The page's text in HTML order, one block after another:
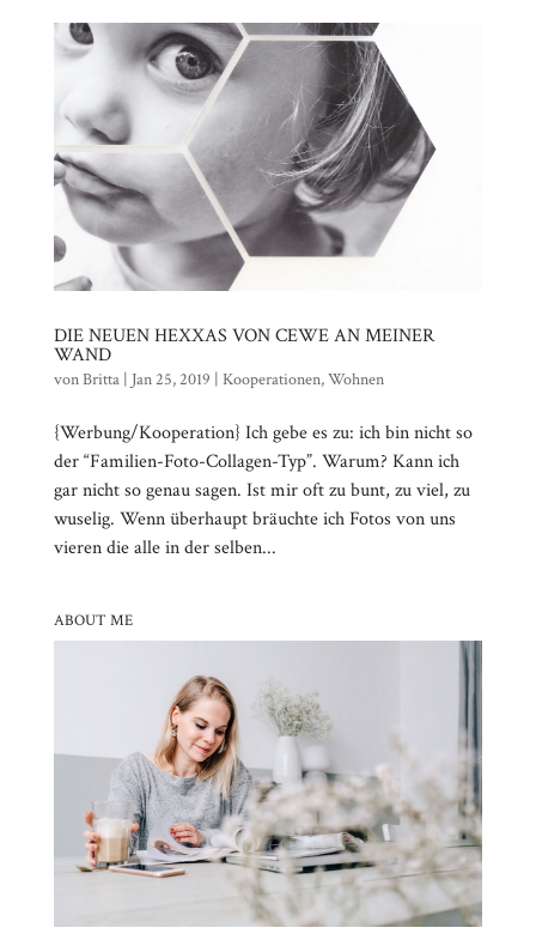
DIE NEUEN HEXXAS VON CEWE AN MEINER
WAND
vonBritta| Jan 25, 2019 | Kooperationen,Wohnen
{Werbung/Kooperation} Ich gebe es zu: ich bin nicht so
der “Familien-Foto-Collagen-Typ”. Warum? Kann ich
gar nicht so genau sagen. Ist mir oft zu bunt, zu viel, zu
wuselig. Wenn überhaupt bräuchte ich Fotos von uns
vieren die alle in der selben...
ABOUT ME